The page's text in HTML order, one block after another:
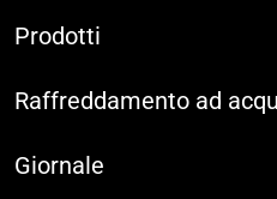
Prodotti
Raffreddamento ad
Giornale